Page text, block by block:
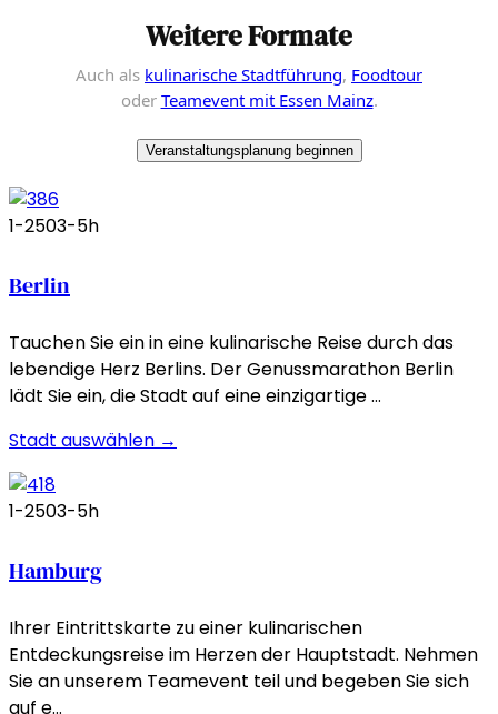
Weitere Formate
Auch als kulinarische Stadtführung, Foodtour
oder Teamevent mit Essen Mainz.
Veranstaltungsplanung beginnen
1-2503-5h
Berlin
Tauchen Sie ein in eine kulinarische Reise durch das
lebendige Herz Berlins. Der Genussmarathon Berlin
lädt Sie ein, die Stadt auf eine einzigartige …
Stadt auswählen →
1-2503-5h
Hamburg
Ihrer Eintrittskarte zu einer kulinarischen
Entdeckungsreise im Herzen der Hauptstadt. Nehmen
Sie an unserem Teamevent teil und begeben Sie sich
auf e…